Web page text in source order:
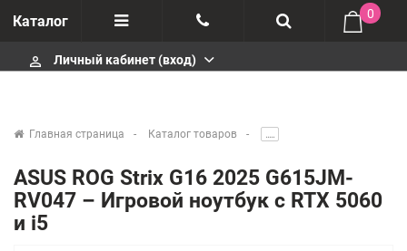
Каталог
Отзывы
Гарантия
+375447430404
infobelm.by@yandex.ru
0
perm_identity Личный кабинет (вход)
Главная страница Каталог товаров .....
ASUS ROG Strix G16 2025 G615JM-
RV047 – Игровой ноутбук с RTX 5060
и i5